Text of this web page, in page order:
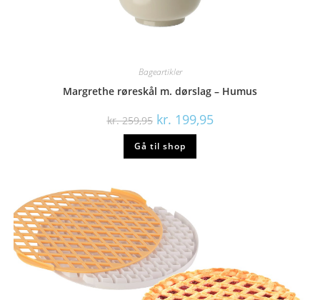
Bageartikler
Margrethe røreskål m. dørslag – Humus
kr.259,95 Den
oprindelige
pris
var:
kr. 259,95.
kr. 199,95Den
aktuelle
Gå til shop